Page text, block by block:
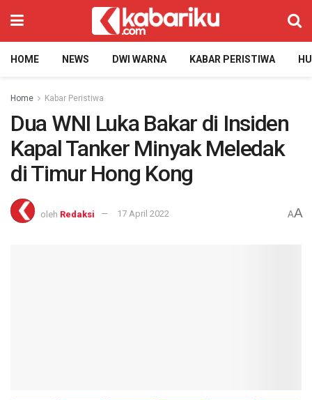
HOME NEWS DWI WARNA KABAR PERISTIWA
Home Kabar Peristiwa
Dua WNI Luka Bakar di Insiden
Kapal Tanker Minyak Meledak
di Timur Hong Kong
oleh Redaksi 17 April 2022 AA